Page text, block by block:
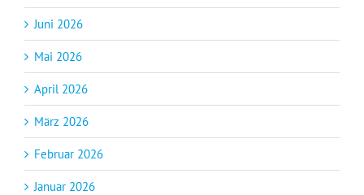
Juni 2026
Mai 2026
April 2026
März 2026
Februar 2026
Januar 2026